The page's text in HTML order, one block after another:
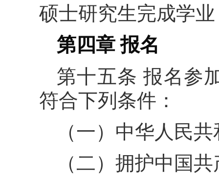
硕士研究生完成学
第四章 报名
第十五条 报名参
符合下列条件：
（一）中华人民
（二）拥护中国